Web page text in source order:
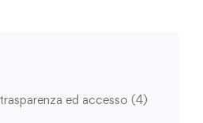
ed accesso (4)